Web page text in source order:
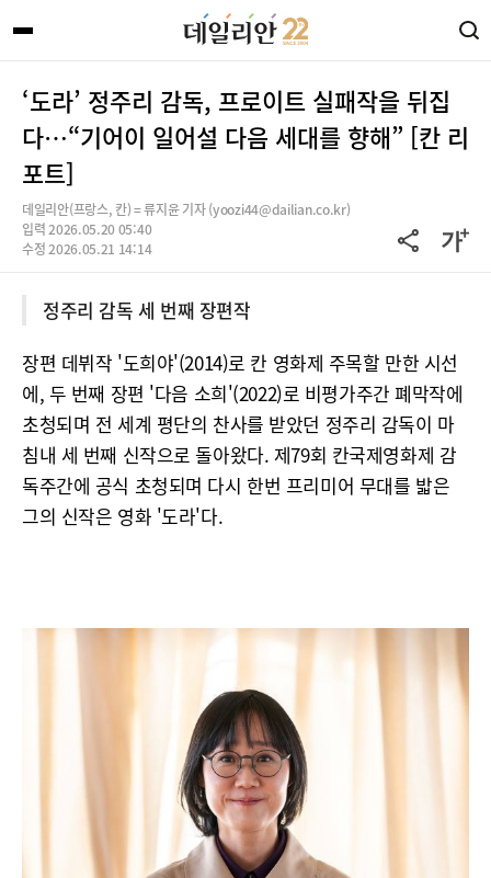
‘도라’ 정주리 감독, 프로이트 실패작을 뒤집
다…“기어이 일어설 다음 세대를 향해” [칸 리
포트]
데일리안(프랑스, 칸) = 류지윤 기자 (yoozi44@dailian.co.kr)
입력 2026.05.20 05:40
수정 2026.05.21 14:14
정주리 감독 세 번째 장편작
장편 데뷔작 '도희야'(2014)로 칸 영화제 주목할 만한 시선
에, 두 번째 장편 '다음 소희'(2022)로 비평가주간 폐막작에
초청되며 전 세계 평단의 찬사를 받았던 정주리 감독이 마
침내 세 번째 신작으로 돌아왔다. 제79회 칸국제영화제 감
독주간에 공식 초청되며 다시 한번 프리미어 무대를 밟은
그의 신작은 영화 '도라'다.